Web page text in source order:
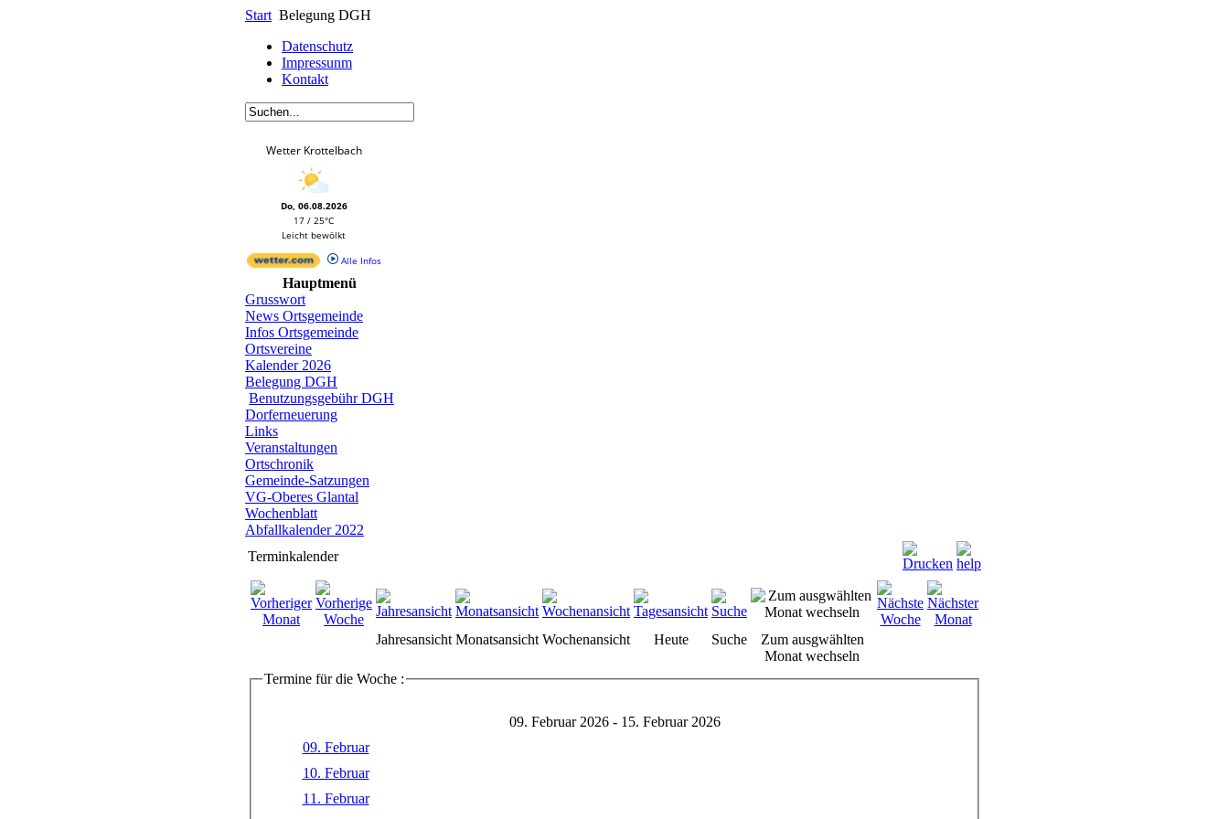
Start Belegung DGH
Datenschutz
Impressunm
Kontakt
Wetter Krottelbach
Do, 06.08.2026
17 / 25°C
Leicht bewölkt
Alle Infos
Hauptmenü
Grusswort
News Ortsgemeinde
Infos Ortsgemeinde
Ortsvereine
Kalender 2026
Belegung DGH
Benutzungsgebühr DGH
Dorferneuerung
Links
Veranstaltungen
Ortschronik
Gemeinde-Satzungen
VG-Oberes Glantal
Wochenblatt
Abfallkalender 2022
Terminkalender
Jahresansicht Monatsansicht Wochenansicht Heute Suche
Zum ausgwählten
Monat wechseln
Termine für die Woche :
09. Februar 2026 - 15. Februar 2026
09. Februar
10. Februar
11. Februar